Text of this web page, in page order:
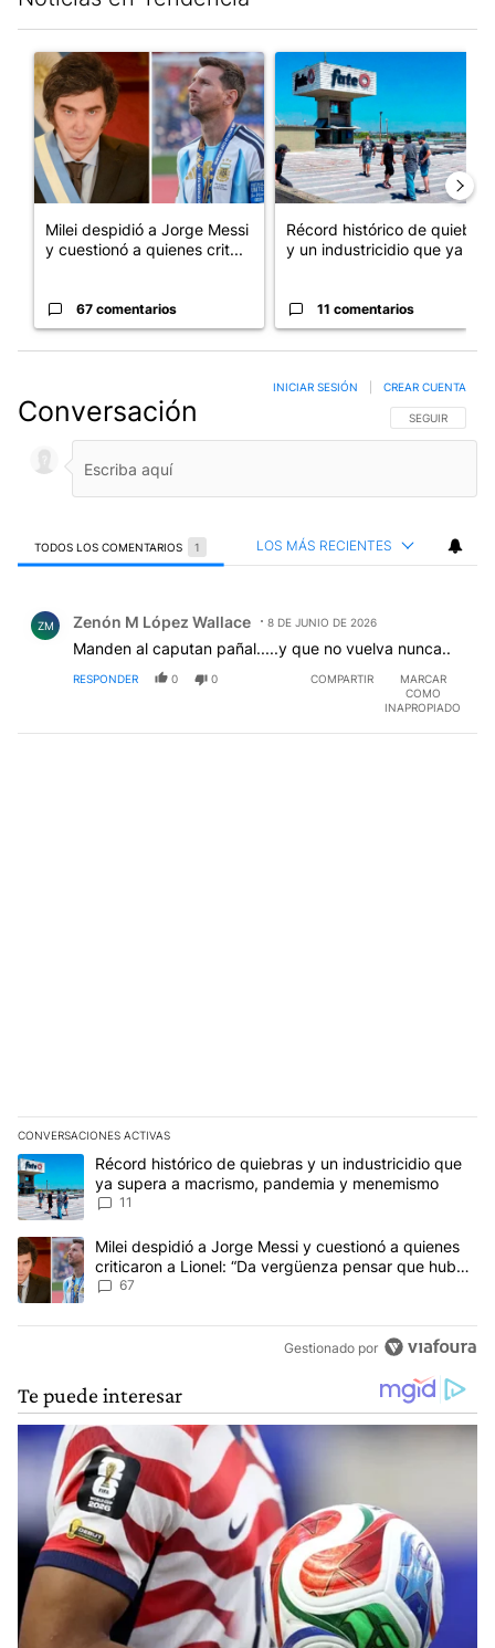
Un artículo de tendencia con el título "Milei despidió a Jorge
Milei despidió a Jorge Messi
y cuestionó a quienes crit...
67 comentarios
Un artículo de tendencia
Récord histórico de quiebras
y un industricidio que ya ...
11 comentarios
Conversación SIGA ESTA
SEGUIR
INICIAR SESIÓN CREAR CUENTA
TODOS LOS COMENTARIOS 1 LOS MÁS RECIENTES
ZM Zenón M López Wallace 8 DE JUNIO DE 2026
Manden al caputan pañal.....y que no vuelva nunca..
RESPONDER 0 0 COMPARTIR
MARCAR
COMO
INAPROPIADO
CONVERSACIONES ACTIVAS
Este listado muestra los artículos con más comentarios en los
Un artículo de tendencia con el título "Récord histórico de
Récord histórico de quiebras y un industricidio que
ya supera a macrismo, pandemia y menemismo
11
Un artículo de tendencia con el título "Milei despidió a Jorge
Milei despidió a Jorge Messi y cuestionó a quienes
criticaron a Lionel: “Da vergüenza pensar que hubo
anti-Messi”
67
Gestionado por